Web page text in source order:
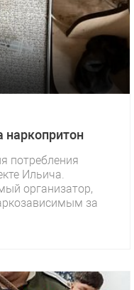
наркопритон
потребления
Ильича.
организатор,
за